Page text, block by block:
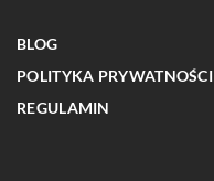
BLOG
POLITYKA PRYWATNOŚCI
REGULAMIN